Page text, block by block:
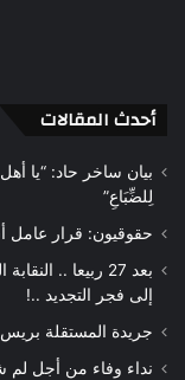
أحدث المقالات
بيان ساخر حاد: “يا أهل
لِلضِّبَاعِ”
حقوقيون: قرار عامل
بعد 27 ربيعا ..
إلى فجر التجديد ..!
جريدة المستقلة بريس
نداء وفاء من أجل